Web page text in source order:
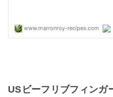
USビーフリブフィンガ